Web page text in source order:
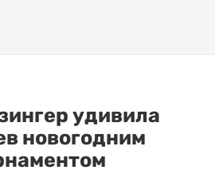
удивила
новогодним